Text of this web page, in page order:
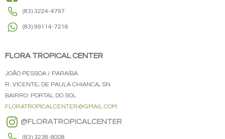
(83) 3224-4797
(83) 99114-7216
FLORA TROPICAL CENTER
JOÃO PESSOA / PARAÍBA
R. VICENTE, DE PAULA CHIANCA, SN
BAIRRO: PORTAL DO SOL
FLORATROPICALCENTER@GMAIL.COM
@FLORATROPICALCENTER
(83) 3238-8008